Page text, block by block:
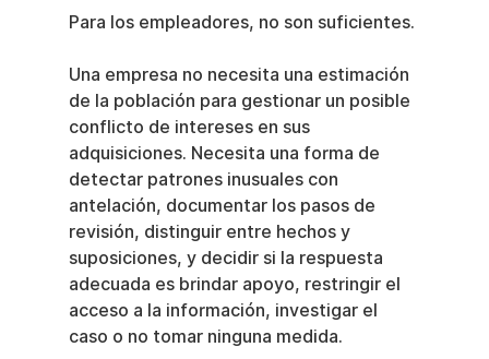
Para los empleadores, no son suficientes.
Una empresa no necesita una estimación
de la población para gestionar un posible
conflicto de intereses en sus
adquisiciones. Necesita una forma de
detectar patrones inusuales con
antelación, documentar los pasos de
revisión, distinguir entre hechos y
suposiciones, y decidir si la respuesta
adecuada es brindar apoyo, restringir el
acceso a la información, investigar el
caso o no tomar ninguna medida.